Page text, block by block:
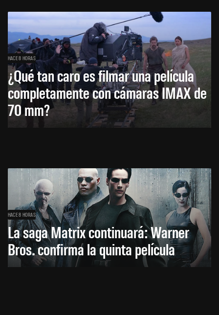
HACE 8 HORAS
¿Qué tan caro es filmar una película
completamente con cámaras IMAX de
70 mm?
HACE 8 HORAS
La saga Matrix continuará: Warner
Bros. confirma la quinta película